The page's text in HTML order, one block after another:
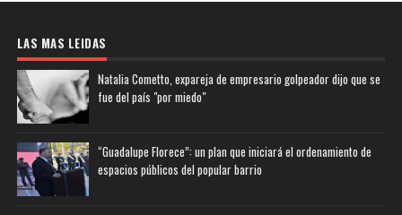
LAS MAS LEIDAS
Natalia Cometto, expareja de empresario golpeador dijo que se
fue del país "por miedo"
“Guadalupe Florece”: un plan que iniciará el ordenamiento de
espacios públicos del popular barrio